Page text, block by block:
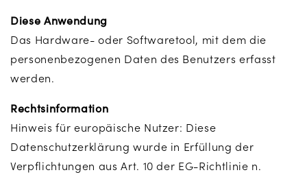
Diese Anwendung
Das Hardware- oder Softwaretool, mit dem die
personenbezogenen Daten des Benutzers erfasst
werden.
Rechtsinformation
Hinweis für europäische Nutzer: Diese
Datenschutzerklärung wurde in Erfüllung der
Verpflichtungen aus Art. 10 der EG-Richtlinie n.